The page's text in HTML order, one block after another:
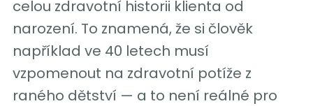
celou zdravotní historii klienta od
narození. To znamená, že si člověk
například ve 40 letech musí
vzpomenout na zdravotní potíže z
raného dětství — a to není reálné pro